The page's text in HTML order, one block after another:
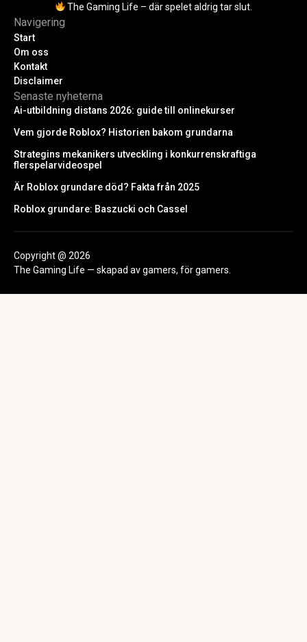
The Gaming Life – där spelet aldrig tar slut.
Navigering
Start
Om oss
Kontakt
Disclaimer
Senaste nyheterna
Ai-utbildning distans 2026: guide till onlinekurser
Vem gjorde Roblox? Historien bakom grundarna
Strategins mekanikers utveckling i konkurrenskraftiga
flerspelarvideospel
Är Roblox grundare död? Fakta från 2025
Roblox grundare: Baszucki och Cassel
Copyright @ 2026
The Gaming Life — skapad av gamers, för gamers.